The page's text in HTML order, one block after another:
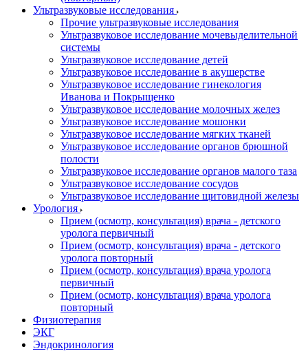
Ультразвуковые исследования
Прочие ультразвуковые исследования
Ультразвуковое исследование мочевыделительной
системы
Ультразвуковое исследование детей
Ультразвуковое исследование в акушерстве
Ультразвуковое исследование гинекология
Иванова и Покрыщенко
Ультразвуковое исследование молочных желез
Ультразвуковое исследование мошонки
Ультразвуковое исследование мягких тканей
Ультразвуковое исследование органов брюшной
полости
Ультразвуковое исследование органов малого таза
Ультразвуковое исследование сосудов
Ультразвуковое исследование щитовидной железы
Урология
Прием (осмотр, консультация) врача - детского
уролога первичный
Прием (осмотр, консультация) врача - детского
уролога повторный
Прием (осмотр, консультация) врача уролога
первичный
Прием (осмотр, консультация) врача уролога
повторный
Физиотерапия
ЭКГ
Эндокринология